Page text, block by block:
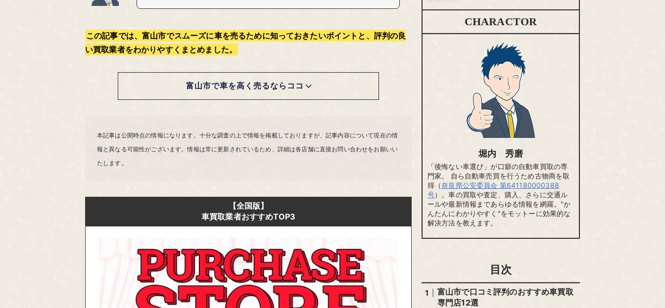
この記事では、富山市でスムーズに車を売るために知っておきたいポイントと、評判の良
い買取業者をわかりやすくまとめました。
富山市で車を高く売るならココ
本記事は公開時点の情報になります。十分な調査の上で情報を掲載しておりますが、記事内容について現在の情
報と異なる可能性がございます。情報は常に更新されているため、詳細は各店舗に直接お問い合わせをお願いい
たします。
【全国版】
車買取業者おすすめTOP3
CHARACTOR
堀内 秀磨
「後悔ない車選び」が口癖の自動車買取の専
門家。 自ら自動車売買を行うため古物商を取
得（奈良県公安委員会 第641180000388
号）。車の買取や査定、購入、さらに交通ル
ールや最新情報まであらゆる情報を網羅。"か
んたんにわかりやすく"をモットーに効果的な
解決方法を教えます。
目次
富山市で口コミ評判のおすすめ車買取
専門店12選